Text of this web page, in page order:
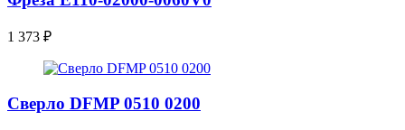
1 373 ₽
Сверло DFMP 0510 0200